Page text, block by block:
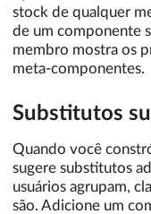
stock de qualquer
de um componente
membro mostra os
meta-componentes.
Substitutos
Quando você
sugere substitutos
usuários agrupam,
são. Adicione um